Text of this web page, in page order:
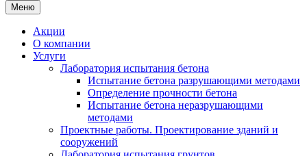
Меню
Акции
О компании
Услуги
Лаборатория испытания бетона
Испытание бетона разрушающими методами
Определение прочности бетона
Испытание бетона неразрушающими
методами
Проектные работы. Проектирование зданий и
сооружений